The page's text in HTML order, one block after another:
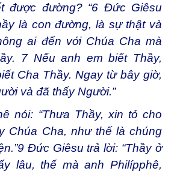
được đường? “6 Đức Giêsu
là con đường, là sự thật và
ai đến với Chúa Cha mà
7Nếu anh em biết Thầy,
Cha Thầy. Ngay từ bây giờ,
và đã thấy Người.”
nói: “Thưa Thầy, xin tỏ cho
Chúa Cha, như thế là chúng
9Đức Giêsu trả lời: “Thầy ở
lâu, thế mà anh Philípphê,